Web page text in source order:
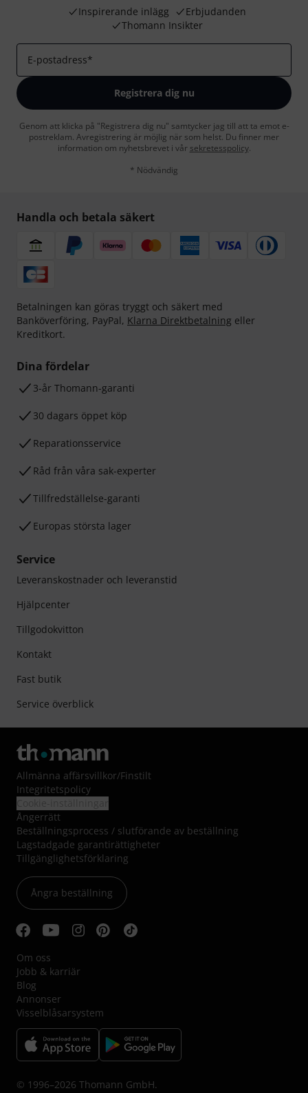
Inspirerande inlägg
Erbjudanden
Thomann Insikter
E-postadress*
Registrera dig nu
Genom att klicka på "Registrera dig nu" samtycker jag till att ta emot e-
postreklam. Avregistrering är möjlig när som helst. Du finner mer
information om nyhetsbrevet i vår sekretesspolicy.
* Nödvändig
Handla och betala säkert
Betalningen kan göras tryggt och säkert med
Banköverföring, PayPal, Klarna Direktbetalning eller
Kreditkort.
Dina fördelar
3-år Thomann-garanti
30 dagars öppet köp
Reparationsservice
Råd från våra sak-experter
Tillfredställelse-garanti
Europas största lager
Service
Leveranskostnader och leveranstid
Hjälpcenter
Tillgodokvitton
Kontakt
Fast butik
Service överblick
Allmänna affärsvillkor/Finstilt
Integritetspolicy
Ångerrätt
Beställningsprocess / slutförande av beställning
Lagstadgade garantirättigheter
Tillgänglighetsförklaring
Ångra beställning
Om oss
Jobb & karriär
Blog
Annonser
Visselblåsarsystem
© 1996–2026 Thomann GmbH.